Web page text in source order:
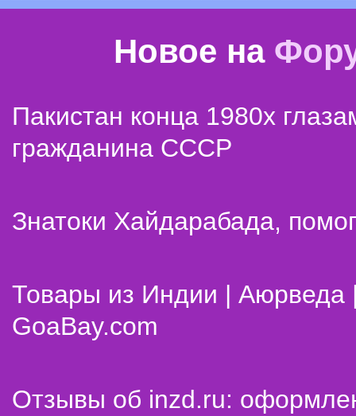
Новое на
Пакистан конца 1980х
гражданина СССР
Знатоки Хайдарабада,
Товары из Индии | Аюрведа
GoaBay.com
Отзывы об inzd.ru: